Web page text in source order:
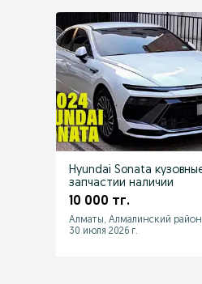
Hyundai Sonata кузовные
запчастии наличии
10 000 тг.
Алматы, Алмалинский район
30 июля 2026 г.